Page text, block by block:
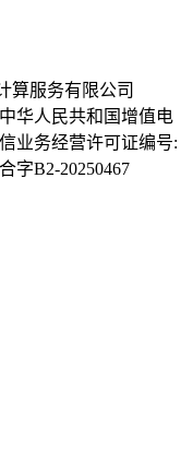
算服务有限公司
中华人民共和国增值电
信业务经营许可证编号:
合字B2-20250467